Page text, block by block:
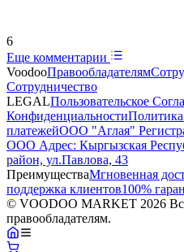
6
Еще комментарии
VoodooПравообладателям
Сотрудничество
LEGALПользовательское
КонфиденциальностиПолитика
платежейООО "Аглая"
ООО Адрес: Кыргызская
район, ул.Павлова, 43
ПреимуществаМгновенная
поддержка клиентов100%
© VOODOO MARKET 2026
правообладателям.